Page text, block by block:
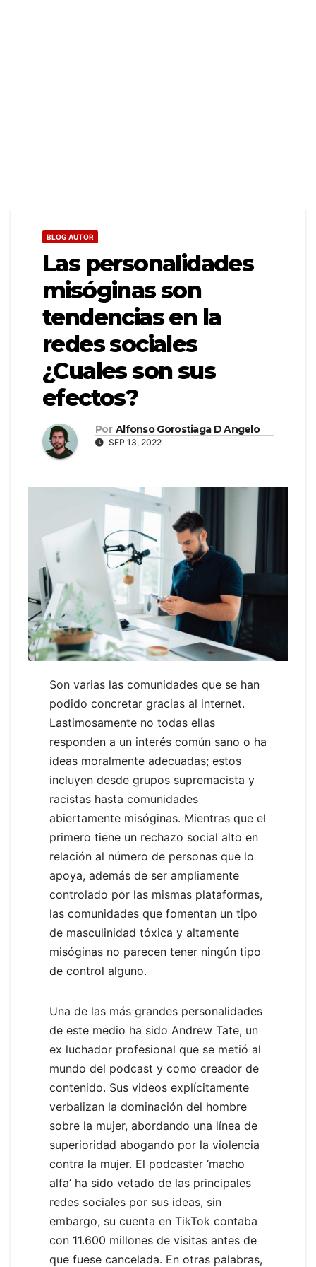
BLOG AUTOR
Las personalidades
misóginas son
tendencias en la
redes sociales
¿Cuales son sus
efectos?
Por Alfonso Gorostiaga D Angelo
SEP 13, 2022
Son varias las comunidades que se han
podido concretar gracias al internet.
Lastimosamente no todas ellas
responden a un interés común sano o ha
ideas moralmente adecuadas; estos
incluyen desde grupos supremacista y
racistas hasta comunidades
abiertamente misóginas. Mientras que el
primero tiene un rechazo social alto en
relación al número de personas que lo
apoya, además de ser ampliamente
controlado por las mismas plataformas,
las comunidades que fomentan un tipo
de masculinidad tóxica y altamente
misóginas no parecen tener ningún tipo
de control alguno.
Una de las más grandes personalidades
de este medio ha sido Andrew Tate, un
ex luchador profesional que se metió al
mundo del podcast y como creador de
contenido. Sus videos explícitamente
verbalizan la dominación del hombre
sobre la mujer, abordando una línea de
superioridad abogando por la violencia
contra la mujer. El podcaster ‘macho
alfa’ ha sido vetado de las principales
redes sociales por sus ideas, sin
embargo, su cuenta en TikTok contaba
con 11.600 millones de visitas antes de
que fuese cancelada. En otras palabras,